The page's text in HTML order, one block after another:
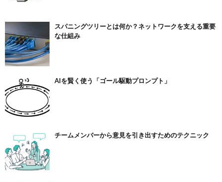
スパニングツリーとは何か？ネットワークを支える重要
な仕組み
AIを賢く使う「ゴール駆動プロンプト」
チームメンバーから意見を引き出すためのテクニック